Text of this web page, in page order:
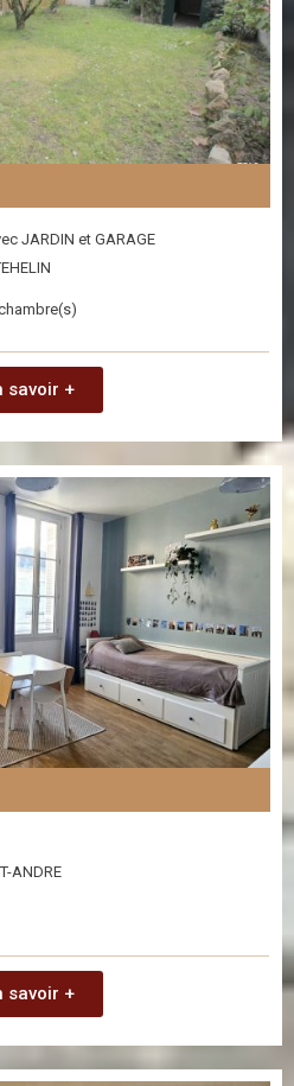
JARDIN et GARAGE
savoir +
ANDRE
savoir +